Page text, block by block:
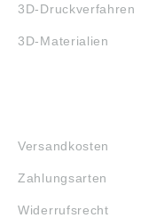
3D-Druckverfahren
3D-Materialien
Versandkosten
Zahlungsarten
Widerrufsrecht